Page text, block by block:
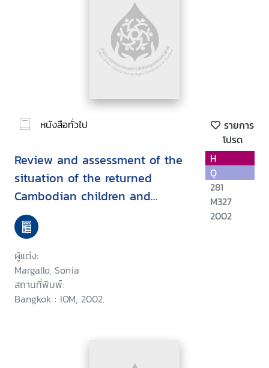
หนังสือทั่วไป
รายการ
โปรด
Review and assessment of the
situation of the returned
Cambodian children and
women trafficking to Thailand :
and of the assistance and
reintegration mechanism
inCambodia
ผู้แต่ง:
Margallo, Sonia
สถานที่พิมพ์:
Bangkok : IOM, 2002.
H
Q
281
M327
2002